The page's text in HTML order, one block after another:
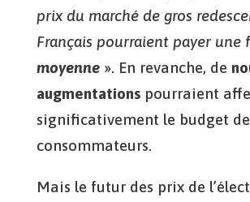
prix du marché de gros
Français pourraient payer une
moyenne». En revanche, de
augmentationspourraient
significativement le budget
consommateurs.
Mais le futur des prix de